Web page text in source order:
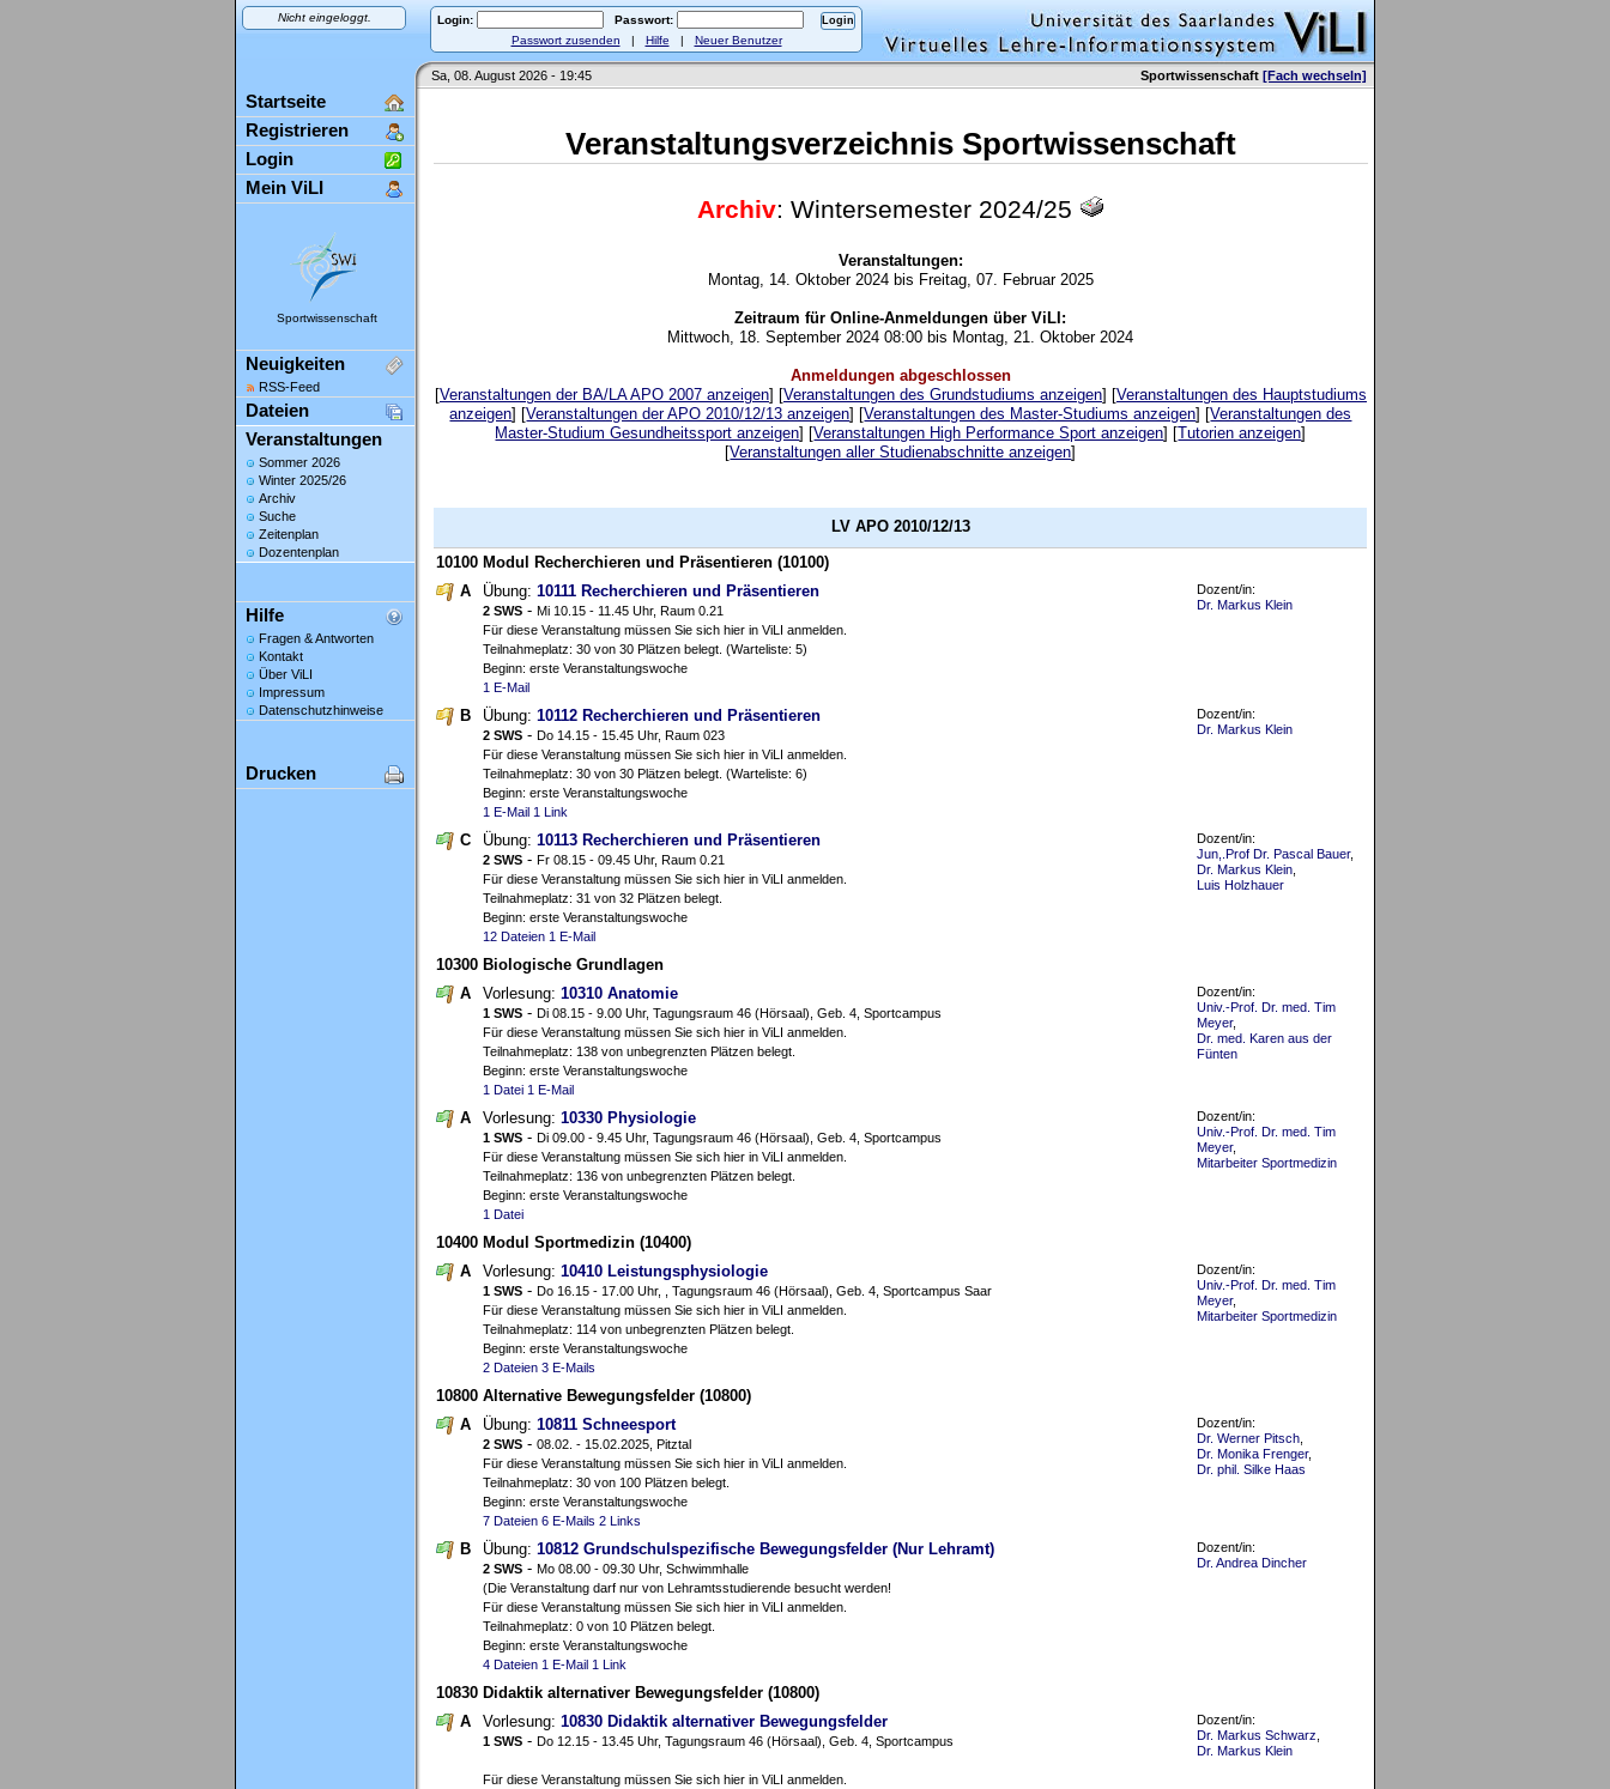
Nicht eingeloggt. Login:
Passwort:
Passwort zusenden | Hilfe | Neuer Benutzer
Sa, 08. August 2026 - 19:45 Sportwissenschaft [Fach wechseln]
Startseite
Registrieren
Login
Mein ViLI
Sportwissenschaft
Neuigkeiten
RSS-Feed
Dateien
Veranstaltungen
Sommer 2026
Winter 2025/26
Archiv
Suche
Zeitenplan
Dozentenplan
Hilfe
Fragen & Antworten
Kontakt
Über ViLI
Impressum
Datenschutzhinweise
Drucken
Veranstaltungsverzeichnis Sportwissenschaft
Archiv: Wintersemester 2024/25
Veranstaltungen:
Montag, 14. Oktober 2024 bis Freitag, 07. Februar 2025
Zeitraum für Online-Anmeldungen über ViLI:
Mittwoch, 18. September 2024 08:00 bis Montag, 21. Oktober 2024
Anmeldungen abgeschlossen
[Veranstaltungen der BA/LA APO 2007 anzeigen] [Veranstaltungen des Grundstudiums anzeigen] [Veranstaltungen des Hauptstudiums
anzeigen] [Veranstaltungen der APO 2010/12/13 anzeigen] [Veranstaltungen des Master-Studiums anzeigen] [Veranstaltungen des
Master-Studium Gesundheitssport anzeigen] [Veranstaltungen High Performance Sport anzeigen] [Tutorien anzeigen]
[Veranstaltungen aller Studienabschnitte anzeigen]
LV APO 2010/12/13
10100 Modul Recherchieren und Präsentieren (10100)
A
Übung: 10111 Recherchieren und Präsentieren
2 SWS - Mi 10.15 - 11.45 Uhr, Raum 0.21
Für diese Veranstaltung müssen Sie sich hier in ViLI anmelden.
Teilnahmeplatz: 30 von 30 Plätzen belegt. (Warteliste: 5)
Beginn: erste Veranstaltungswoche
1 E-Mail
Dozent/in:
Dr. Markus Klein
B Übung: 10112 Recherchieren und Präsentieren
2 SWS - Do 14.15 - 15.45 Uhr, Raum 023
Für diese Veranstaltung müssen Sie sich hier in ViLI anmelden.
Teilnahmeplatz: 30 von 30 Plätzen belegt. (Warteliste: 6)
Beginn: erste Veranstaltungswoche
1 E-Mail 1 Link
Dozent/in:
Dr. Markus Klein
C Übung: 10113 Recherchieren und Präsentieren
2 SWS - Fr 08.15 - 09.45 Uhr, Raum 0.21
Für diese Veranstaltung müssen Sie sich hier in ViLI anmelden.
Teilnahmeplatz: 31 von 32 Plätzen belegt.
Beginn: erste Veranstaltungswoche
12 Dateien 1 E-Mail
Dozent/in:
Jun,.Prof Dr. Pascal Bauer,
Dr. Markus Klein
Luis Holzhauer
10300 Biologische Grundlagen
A
Vorlesung: 10310 Anatomie
1 SWS - Di 08.15 - 9.00 Uhr, Tagungsraum 46 (Hörsaal), Geb. 4, Sportcampus
Für diese Veranstaltung müssen Sie sich hier in ViLI anmelden.
Teilnahmeplatz: 138 von unbegrenzten Plätzen belegt.
Beginn: erste Veranstaltungswoche
1 Datei 1 E-Mail
Dozent/in:
Univ.-Prof. Dr. med. Tim
Meyer,
Dr. med. Karen aus der
Fünten
A Vorlesung: 10330 Physiologie
1 SWS - Di 09.00 - 9.45 Uhr, Tagungsraum 46 (Hörsaal), Geb. 4, Sportcampus
Für diese Veranstaltung müssen Sie sich hier in ViLI anmelden.
Teilnahmeplatz: 136 von unbegrenzten Plätzen belegt.
Beginn: erste Veranstaltungswoche
1 Datei
Dozent/in:
Univ.-Prof. Dr. med. Tim
Meyer,
Mitarbeiter Sportmedizin
10400 Modul Sportmedizin (10400)
A
Vorlesung: 10410 Leistungsphysiologie
1 SWS - Do 16.15 - 17.00 Uhr, , Tagungsraum 46 (Hörsaal), Geb. 4, Sportcampus Saar
Für diese Veranstaltung müssen Sie sich hier in ViLI anmelden.
Teilnahmeplatz: 114 von unbegrenzten Plätzen belegt.
Beginn: erste Veranstaltungswoche
2 Dateien 3 E-Mails
Dozent/in:
Univ.-Prof. Dr. med. Tim
Meyer,
Mitarbeiter Sportmedizin
10800 Alternative Bewegungsfelder (10800)
A
Übung: 10811 Schneesport
2 SWS - 08.02. - 15.02.2025, Pitztal
Für diese Veranstaltung müssen Sie sich hier in ViLI anmelden.
Teilnahmeplatz: 30 von 100 Plätzen belegt.
Beginn: erste Veranstaltungswoche
7 Dateien 6 E-Mails 2 Links
Dozent/in:
Dr. Werner Pitsch
Dr. Monika Frenger,
Dr. phil. Silke Haas
B Übung: 10812 Grundschulspezifische Bewegungsfelder (Nur Lehramt)
2 SWS - Mo 08.00 - 09.30 Uhr, Schwimmhalle
(Die Veranstaltung darf nur von Lehramtsstudierende besucht werden!
Für diese Veranstaltung müssen Sie sich hier in ViLI anmelden.
Teilnahmeplatz: 0 von 10 Plätzen belegt.
Beginn: erste Veranstaltungswoche
4 Dateien 1 E-Mail 1 Link
Dozent/in:
Dr. Andrea Dincher
10830 Didaktik alternativer Bewegungsfelder (10800)
A
Vorlesung: 10830 Didaktik alternativer Bewegungsfelder
1 SWS - Do 12.15 - 13.45 Uhr, Tagungsraum 46 (Hörsaal), Geb. 4, Sportcampus
Für diese Veranstaltung müssen Sie sich hier in ViLI anmelden.
Dozent/in:
Dr. Markus Schwarz
Dr. Markus Klein